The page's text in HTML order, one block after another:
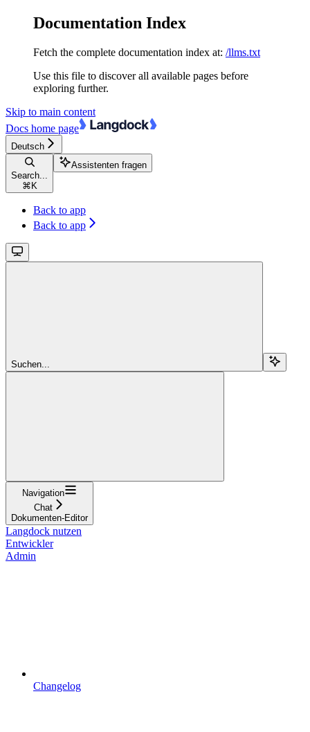
Documentation Index
Fetch the complete documentation index at: /llms.txt
Use this file to discover all available pages before
exploring further.
Skip to main content
Docs home page
Deutsch
Search...
⌘ K
Assistenten fragen
Back to app
Back to app
Suchen...
Navigation
Chat
Dokumenten-Editor
Langdock nutzen
Entwickler
Admin
Changelog